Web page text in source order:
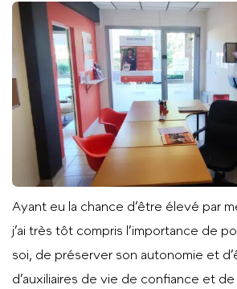
Ayant eu la chance d’être élevé par
j’ai très tôt compris l’importance de
soi, de préserver son autonomie et
d’auxiliaires de vie de confiance et